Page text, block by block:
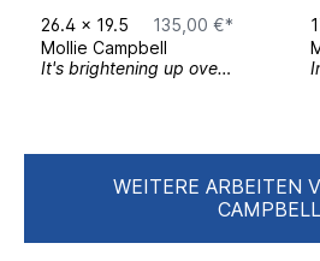
26.4 x 19.5
135,00 €*
Mollie Campbell
It's brightening up over there
WEITERE ARBEITEN
CAMPBELL